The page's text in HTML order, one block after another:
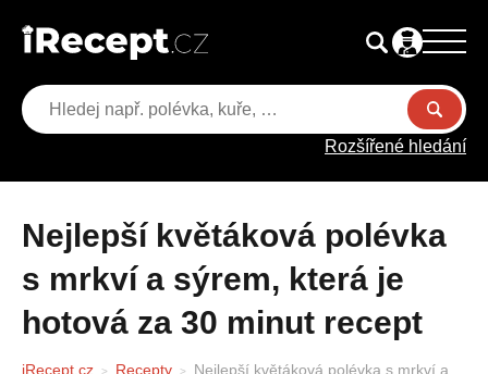
Rozšířené hledání
Nejlepší květáková polévka
s mrkví a sýrem, která je
hotová za 30 minut recept
iRecept.cz Recepty
Nejlepší květáková polévka s mrkví a